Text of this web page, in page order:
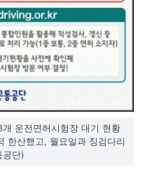
운전면허시험장 대기 현황
한산했고, 월요일과 징검다리
공단)